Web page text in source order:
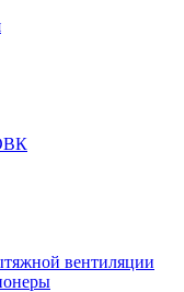
вентиляции